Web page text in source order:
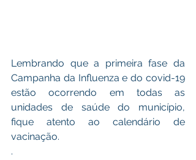
Lembrando que a primeira fase da
Campanha da Influenza e do covid-19
estão ocorrendo em todas as
unidades de saúde do município,
fique atento ao calendário de
vacinação.
.